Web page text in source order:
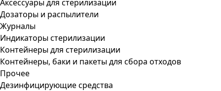
Аксессуары для стерилизации
Дозаторы и распылители
Журналы
Индикаторы стерилизации
Контейнеры для стерилизации
Контейнеры, баки и пакеты для сбора отходов
Прочее
Дезинфицирующие средства